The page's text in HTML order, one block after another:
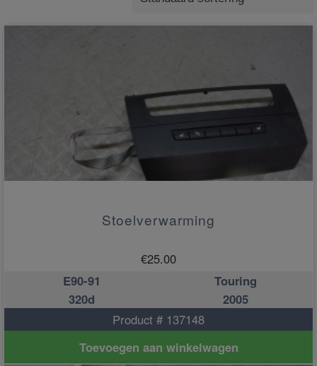
Stoelverwarming
€25.00
E90-91
Touring
320d
2005
Product # 137148
Toevoegen aan winkelwagen